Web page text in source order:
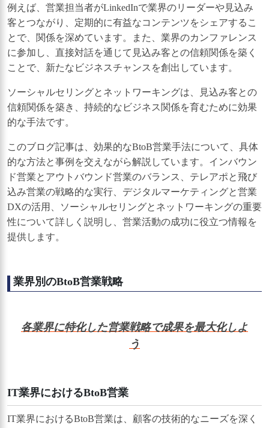
例えば、営業担当者がLinkedInで業界のリーダーや見込み
客とつながり、定期的に有益なコンテンツをシェアするこ
とで、関係を深めています。また、業界のカンファレンス
に参加し、直接対話を通じて見込み客との信頼関係を築く
ことで、新たなビジネスチャンスを創出しています。
ソーシャルセリングとネットワーキングは、見込み客との
信頼関係を築き、持続的なビジネス関係を育むために効果
的な手法です。
このブログ記事は、効果的なBtoB営業手法について、具体
的な方法と事例を交えながら解説しています。インバウン
ド営業とアウトバウンド営業のバランス、テレアポと飛び
込み営業の戦略的な実行、デジタルマーケティングと営業
DXの活用、ソーシャルセリングとネットワーキングの重要
性について詳しく説明し、営業活動の成功に役立つ情報を
提供します。
業界別のBtoB営業戦略
各業界に特化した営業戦略で成果を最大化しよ
う
IT業界におけるBtoB営業
IT業界におけるBtoB営業は、顧客の技術的なニーズを深く